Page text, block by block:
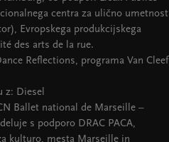
centra za ulično umetnost
Evropskega produkcijskega
des arts de la rue.
Reflections, programa Van Cleef
z: Diesel
Ballet national de Marseille –
s podporo DRAC PACA,
kulturo, mesta Marseille in